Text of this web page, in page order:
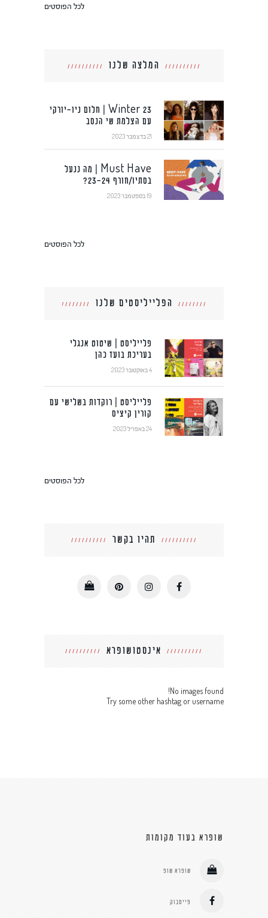
לכל הפוסטים
המלצה שלנו
Winter 23 | חלום ניו-יורקי
עם הצלמת שי הנסב
21 בדצמבר 2023
Must Have | מה ננעל
בסתיו/חורף 23-24?
19 בספטמבר 2023
לכל הפוסטים
הפלייליסטים שלנו
פלייליסט | שיטוט אנגלי
בעריכת בועז כהן
4 באוקטובר 2023
פלייליסט | רוקדות בשלישי עם
קורין קיציס
24 באפריל 2023
לכל הפוסטים
תהיו בקשר
אינסטושופרא
No images found!
Try some other hashtag or username
שופרא בעוד מקומות
שופרא שופ
פייסבוק